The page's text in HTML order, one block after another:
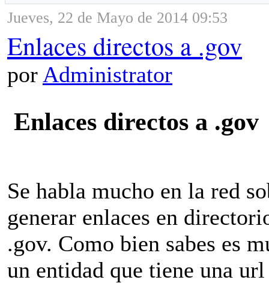
Jueves, 22 de Mayo de 2014 09:53
Enlaces directos a .gov
por Administrator
Enlaces directos a .gov
Se habla mucho en la red
generar enlaces en
.gov. Como bien sabes es
un entidad que tiene una